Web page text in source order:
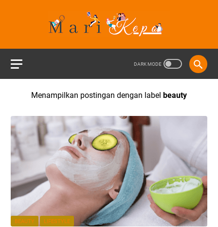
Menampilkan postingan dengan label beauty
BEAUTY LIFESTYLE